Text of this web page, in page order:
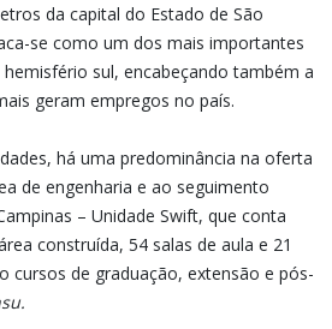
da capital do Estado de São
se como um dos mais importantes
sul, encabeçando também a
geram empregos no país.
há uma predominância na oferta
de engenharia e ao seguimento
– Unidade Swift, que conta
construída, 54 salas de aula e 21
cursos de graduação, extensão e pós-